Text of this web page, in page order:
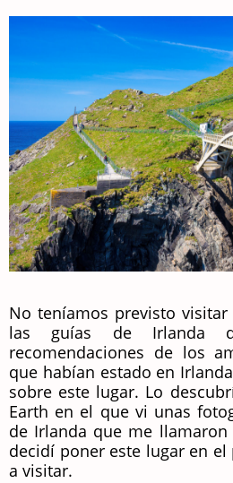
No teníamos previsto
las guías de Irlanda
recomendaciones de los
que habían estado en
sobre este lugar. Lo
Earth en el que vi unas
de Irlanda que me
decidí poner este lugar en
a visitar.